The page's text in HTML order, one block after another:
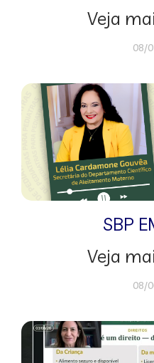
Veja
08/
SBP
Veja
08/